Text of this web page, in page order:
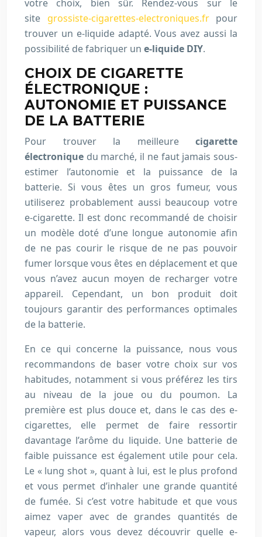
votre choix, bien sûr. Rendez-vous sur le
site grossiste-cigarettes-electroniques.frpour
trouver un e-liquide adapté. Vous avez aussi la
possibilité de fabriquer un e-liquide DIY.
CHOIX DE CIGARETTE
ÉLECTRONIQUE :
AUTONOMIE ET PUISSANCE
DE LA BATTERIE
Pour trouver la meilleure cigarette
électronique du marché, il ne faut jamais sous-
estimer l’autonomie et la puissance de la
batterie. Si vous êtes un gros fumeur, vous
utiliserez probablement aussi beaucoup votre
e-cigarette. Il est donc recommandé de choisir
un modèle doté d’une longue autonomie afin
de ne pas courir le risque de ne pas pouvoir
fumer lorsque vous êtes en déplacement et que
vous n’avez aucun moyen de recharger votre
appareil. Cependant, un bon produit doit
toujours garantir des performances optimales
de la batterie.
En ce qui concerne la puissance, nous vous
recommandons de baser votre choix sur vos
habitudes, notamment si vous préférez les tirs
au niveau de la joue ou du poumon. La
première est plus douce et, dans le cas des e-
cigarettes, elle permet de faire ressortir
davantage l’arôme du liquide. Une batterie de
faible puissance est également utile pour cela.
Le « lung shot », quant à lui, est le plus profond
et vous permet d’inhaler une grande quantité
de fumée. Si c’est votre habitude et que vous
aimez vaper avec de grandes quantités de
vapeur, alors vous devez découvrir quelle e-